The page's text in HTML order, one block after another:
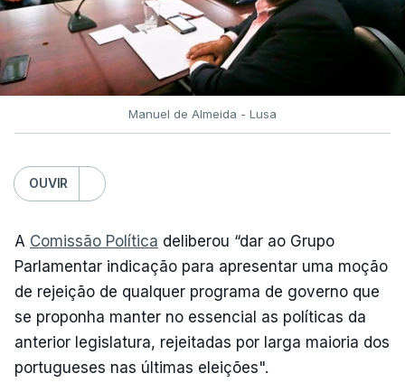
Manuel de Almeida - Lusa
OUVIR
A Comissão Política deliberou “dar ao Grupo
Parlamentar indicação para apresentar uma moção
de rejeição de qualquer programa de governo que
se proponha manter no essencial as políticas da
anterior legislatura, rejeitadas por larga maioria dos
portugueses nas últimas eleições".